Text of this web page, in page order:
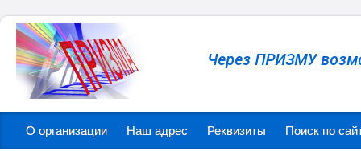
Через ПРИЗМУ
О организации Наш адрес Реквизиты Поиск по